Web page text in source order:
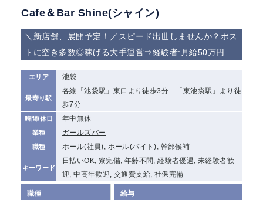
Cafe＆Bar Shine(シャイン)
＼新店舗、展開予定！／スピード出世しませんか？ポス
トに空き多数◎稼げる大手運営⇒経験者:月給50万円
エリア 池袋
最寄り駅
各線「池袋駅」東口より徒歩3分 「東池袋駅」より徒
歩7分
時間/休日 年中無休
業種 ガールズバー
職種 ホール(社員), ホール(バイト), 幹部候補
キーワード
日払いOK, 寮完備, 年齢不問, 経験者優遇, 未経験者歓
迎, 中高年歓迎, 交通費支給, 社保完備
職種 給与